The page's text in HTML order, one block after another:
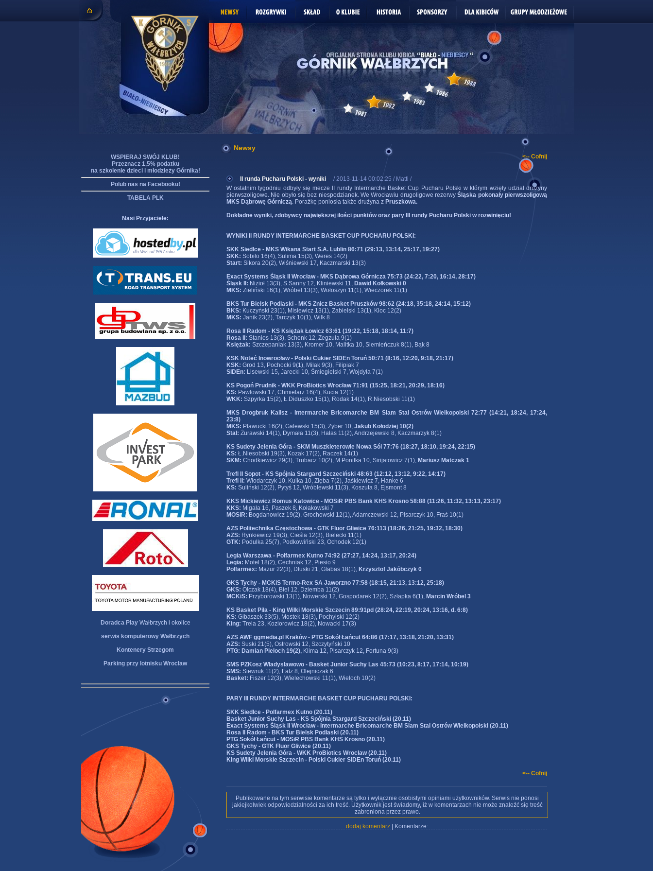
WSPIERAJ SWÓJ KLUB!
Przeznacz 1,5% podatku
na szkolenie dzieci i młodzieży Górnika!
Polub nas na Facebooku!
TABELA PLK
Nasi Przyjaciele:
Doradca PlayWałbrzych i okolice
serwis komputerowy Wałbrzych
Kontenery Strzegom
Parking przy lotnisku Wrocław
Newsy
<-- Cofnij
II runda Pucharu Polski - wyniki
/ 2013-11-14 00:02:25 / Matti /
W ostatnim tygodniu odbyły się mecze II rundy Intermarche Basket Cup Pucharu Polski w którym wzięły udział drużyny
pierwszoligowe. Nie obyło się bez niespodzianek. We Wrocławiu drugoligowe rezerwyŚląska pokonały pierwszoligową
MKS Dąbrowę Górniczą. Porażkę poniosła także drużyna z Pruszkowa.
Dokładne wyniki, zdobywcy największej ilości punktów oraz pary III rundy Pucharu Polski w rozwinięciu!
WYNIKI II RUNDY INTERMARCHE BASKET CUP PUCHARU POLSKI:
SKK Siedlce - MKS Wikana Start S.A. Lublin 86:71 (29:13, 13:14, 25:17, 19:27)
SKK: Sobiło 16(4), Sulima 15(3), Weres 14(2)
Start: Sikora 20(2), Wiśniewski 17, Kaczmarski 13(3)
Exact Systems Śląsk II Wrocław - MKS Dąbrowa Górnicza 75:73 (24:22, 7:20, 16:14, 28:17)
Śląsk II: Nizioł 13(3), S.Sanny 12, Kliniewski 11, Dawid Kołkowski 0
MKS: Zieliński 16(1), Wróbel 13(3), Wołoszyn 11(1), Wieczorek 11(1)
BKS Tur Bielsk Podlaski - MKS Znicz Basket Pruszków 98:62 (24:18, 35:18, 24:14, 15:12)
BKS: Kuczyński 23(1), Misiewicz 13(1), Zabielski 13(1), Kloc 12(2)
MKS: Janik 23(2), Tarczyk 10(1), Wilk 8
Rosa II Radom - KS Księżak Łowicz 63:61 (19:22, 15:18, 18:14, 11:7)
Rosa II: Stanios 13(3), Schenk 12, Zegzuła 9(1)
Księżak: Szczepaniak 13(3), Kromer 10, Malitka 10, Siemieńczuk 8(1), Bąk 8
KSK Noteć Inowrocław - Polski Cukier SIDEn Toruń 50:71 (8:16, 12:20, 9:18, 21:17)
KSK: Grod 13, Pochocki 9(1), Milak 9(3), Filipiak 7
SIDEn: Lisewski 15, Jarecki 10, Śmiegielski 7, Wojdyła 7(1)
KS Pogoń Prudnik - WKK ProBiotics Wrocław 71:91 (15:25, 18:21, 20:29, 18:16)
KS: Pawłowski 17, Chmielarz 16(4), Kucia 12(1)
WKK: Szpyrka 15(2), Ł.Diduszko 15(1), Rodak 14(1), R.Niesobski 11(1)
MKS Drogbruk Kalisz - Intermarche Bricomarche BM Slam Stal Ostrów Wielkopolski 72:77 (14:21, 18:24, 17:24,
23:8)
MKS: Pławucki 16(2), Galewski 15(3), Zyber 10, Jakub Kołodziej 10(2)
Stal: Żurawski 14(1), Dymała 11(3), Hałas 11(2), Andrzejewski 8, Kaczmarzyk 8(1)
KS Sudety Jelenia Góra - SKM Muszkieterowie Nowa Sól 77:76 (18:27, 18:10, 19:24, 22:15)
KS: Ł.Niesobski 19(3), Kozak 17(2), Raczek 14(1)
SKM: Chodkiewicz 29(3), Trubacz 10(2), M.Ponitka 10, Sirijatowicz 7(1), Mariusz Matczak 1
Trefl II Sopot - KS Spójnia Stargard Szczeciński 48:63 (12:12, 13:12, 9:22, 14:17)
Trefl II: Włodarczyk 10, Kulka 10, Zięba 7(2), Jaśkiewicz 7, Hanke 6
KS: Suliński 12(2), Pytyś 12, Wróblewski 11(3), Koszuta 8, Ejsmont 8
KKS Mickiewicz Romus Katowice - MOSiR PBS Bank KHS Krosno 58:88 (11:26, 11:32, 13:13, 23:17)
KKS: Migała 16, Paszek 8, Kołakowski 7
MOSiR: Bogdanowicz 19(2), Grochowski 12(1), Adamczewski 12, Pisarczyk 10, Fraś 10(1)
AZS Politechnika Częstochowa - GTK Fluor Gliwice 76:113 (18:26, 21:25, 19:32, 18:30)
AZS: Rynkiewicz 19(3), Cieśla 12(3), Bielecki 11(1)
GTK: Podulka 25(7), Podkowiński 23, Ochodek 12(1)
Legia Warszawa - Polfarmex Kutno 74:92 (27:27, 14:24, 13:17, 20:24)
Legia: Motel 18(2), Cechniak 12, Piesio 9
Polfarmex: Mazur 22(3), Dłuski 21, Glabas 18(1), Krzysztof Jakóbczyk 0
GKS Tychy - MCKiS Termo-Rex SA Jaworzno 77:58 (18:15, 21:13, 13:12, 25:18)
GKS: Olczak 18(4), Biel 12, Dziemba 11(2)
MCKiS: Przyborowski 13(1), Nowerski 12, Gospodarek 12(2), Szłapka 6(1), Marcin Wróbel 3
KS Basket Piła - King Wilki Morskie Szczecin 89:91pd (28:24, 22:19, 20:24, 13:16, d. 6:8)
KS: Gibaszek 33(5), Mostek 18(3), Pochylski 12(2)
King: Trela 23, Koziorowicz 18(2), Nowacki 17(3)
AZS AWF ggmedia.pl Kraków - PTG Sokół Łańcut 64:86 (17:17, 13:18, 21:20, 13:31)
AZS: Suski 21(5), Ostrowski 12, Szczytyński 10
PTG: Damian Pieloch 19(2), Klima 12, Pisarczyk 12, Fortuna 9(3)
SMS PZKosz Władysławowo - Basket Junior Suchy Las 45:73 (10:23, 8:17, 17:14, 10:19)
SMS: Siewruk 11(2), Fatz 8, Olejniczak 6
Basket: Fiszer 12(3), Wielechowski 11(1), Wieloch 10(2)
PARY III RUNDY INTERMARCHE BASKET CUP PUCHARU POLSKI:
SKK Siedlce - Polfarmex Kutno (20.11)
Basket Junior Suchy Las - KS Spójnia Stargard Szczeciński (20.11)
Exact Systems Śląsk II Wrocław - Intermarche Bricomarche BM Slam Stal Ostrów Wielkopolski (20.11)
Rosa II Radom - BKS Tur Bielsk Podlaski (20.11)
PTG Sokół Łańcut - MOSiR PBS Bank KHS Krosno (20.11)
GKS Tychy - GTK Fluor Gliwice (20.11)
KS Sudety Jelenia Góra - WKK ProBiotics Wrocław (20.11)
King Wilki Morskie Szczecin - Polski Cukier SIDEn Toruń (20.11)
<-- Cofnij
Publikowane na tym serwisie komentarze są tylko i wyłącznie osobistymi opiniami użytkowników. Serwis nie ponosi
jakiejkolwiek odpowiedzialności za ich treść. Użytkownik jest świadomy, iż w komentarzach nie może znaleźć się treść
zabroniona przez prawo.
dodaj komentarz| Komentarze: